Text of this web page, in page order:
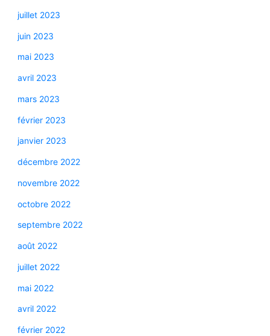
juillet 2023
juin 2023
mai 2023
avril 2023
mars 2023
février 2023
janvier 2023
décembre 2022
novembre 2022
octobre 2022
septembre 2022
août 2022
juillet 2022
mai 2022
avril 2022
février 2022